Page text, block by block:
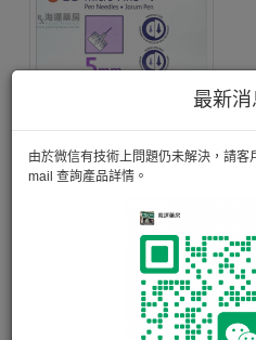
最新消
由於微信有技術上問題仍未解決，請
mail 查詢產品詳情。
BD Micro-Fine 5mm Pen Needles